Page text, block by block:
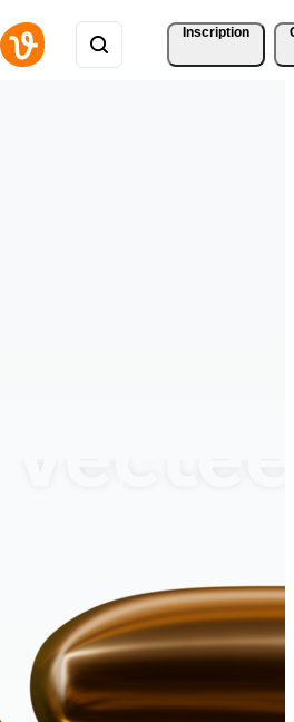
Inscription